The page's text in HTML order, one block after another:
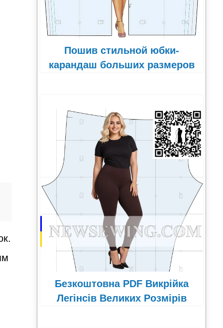
Пошив стильной юбки-
карандаш больших размеров
Безкоштовна PDF Викрійка
Легінсів Великих Розмірів